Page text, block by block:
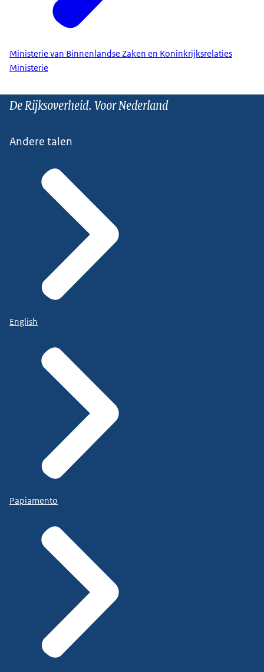
Ministerie van Binnenlandse Zaken en Koninkrijksrelaties
Ministerie
De Rijksoverheid. Voor Nederland
Andere talen
English
Papiamento